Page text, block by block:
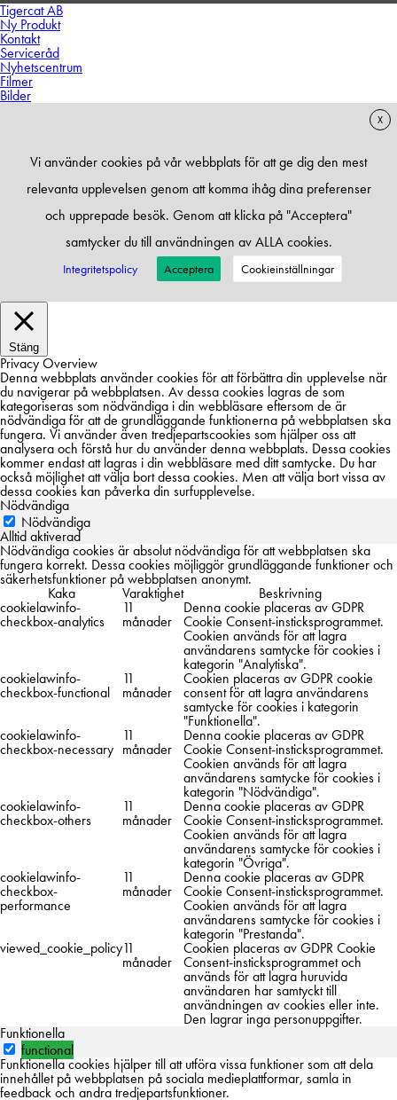
Tigercat AB
Ny Produkt
Kontakt
Serviceråd
Nyhetscentrum
Filmer
Bilder
X
Vi använder cookies på vår webbplats för att ge dig den mest
relevanta upplevelsen genom att komma ihåg dina preferenser
och upprepade besök. Genom att klicka på "Acceptera"
samtycker du till användningen av ALLA cookies.
Integritetspolicy Acceptera Cookieinställningar
Stäng
Privacy Overview
Denna webbplats använder cookies för att förbättra din upplevelse när
du navigerar på webbplatsen. Av dessa cookies lagras de som
kategoriseras som nödvändiga i din webbläsare eftersom de är
nödvändiga för att de grundläggande funktionerna på webbplatsen ska
fungera. Vi använder även tredjepartscookies som hjälper oss att
analysera och förstå hur du använder denna webbplats. Dessa cookies
kommer endast att lagras i din webbläsare med ditt samtycke. Du har
också möjlighet att välja bort dessa cookies. Men att välja bort vissa av
dessa cookies kan påverka din surfupplevelse.
Nödvändiga
Nödvändiga
Alltid aktiverad
Nödvändiga cookies är absolut nödvändiga för att webbplatsen ska
fungera korrekt. Dessa cookies möjliggör grundläggande funktioner och
säkerhetsfunktioner på webbplatsen anonymt.
Kaka Varaktighet Beskrivning
cookielawinfo-
checkbox-analytics
11
månader
Denna cookie placeras av GDPR
Cookie Consent-insticksprogrammet.
Cookien används för att lagra
användarens samtycke för cookies i
kategorin "Analytiska".
cookielawinfo-
checkbox-functional
11
månader
Cookien placeras av GDPR cookie
consent för att lagra användarens
samtycke för cookies i kategorin
"Funktionella".
cookielawinfo-
checkbox-necessary
11
månader
Denna cookie placeras av GDPR
Cookie Consent-insticksprogrammet.
Cookien används för att lagra
användarens samtycke för cookies i
kategorin "Nödvändiga".
cookielawinfo-
checkbox-others
11
månader
Denna cookie placeras av GDPR
Cookie Consent-insticksprogrammet.
Cookien används för att lagra
användarens samtycke för cookies i
kategorin "Övriga".
cookielawinfo-
checkbox-
performance
11
månader
Denna cookie placeras av GDPR
Cookie Consent-insticksprogrammet.
Cookien används för att lagra
användarens samtycke för cookies i
kategorin "Prestanda".
viewed_cookie_policy11
månader
Cookien placeras av GDPR Cookie
Consent-insticksprogrammet och
används för att lagra huruvida
användaren har samtyckt till
användningen av cookies eller inte.
Den lagrar inga personuppgifter.
Funktionella
functional
Funktionella cookies hjälper till att utföra vissa funktioner som att dela
innehållet på webbplatsen på sociala medieplattformar, samla in
feedback och andra tredjepartsfunktioner.